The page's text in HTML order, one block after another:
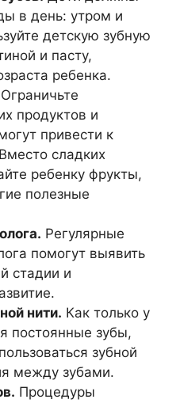
в день: утром и
детскую зубную
и пасту,
ребенка.
продуктов и
привести к
сладких
ребенку фрукты,
полезные
Регулярные
помогут выявить
стадии и
нити. Как только у
постоянные зубы,
зубной
между зубами.
Процедуры